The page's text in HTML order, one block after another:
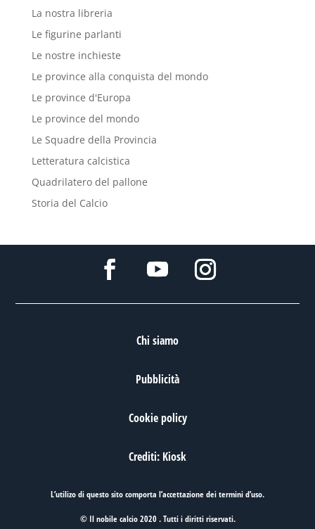
La nostra libreria
Le figurine parlanti
Le nostre inchieste
Le province alla conquista del mondo
Le province d'Europa
Le province del mondo
Le Squadre della Provincia
Letteratura calcistica
Quadrilatero del pallone
Storia del Calcio
Chi siamo
Pubblicità
Cookie policy
Crediti: Kiosk
L’utilizo di questo sito comporta l’accettazione deitermini d’uso.
© Il nobile calcio 2020 . Tutti i diritti riservati.